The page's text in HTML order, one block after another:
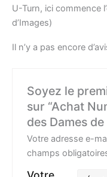
U-Turn, ici commence
d’Images)
Il n’y a pas encore
Soyez le
sur “Achat
des Dames
Votre adresse e-
champs